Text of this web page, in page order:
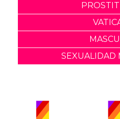
SEXUALIDAD